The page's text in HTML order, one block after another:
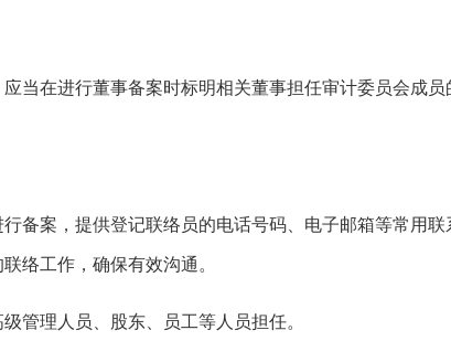
当在进行董事备案时标明相关董事担任审计委员会成员
备案，提供登记联络员的电话号码、电子邮箱等常用联
络工作，确保有效沟通。
管理人员、股东、员工等人员担任。